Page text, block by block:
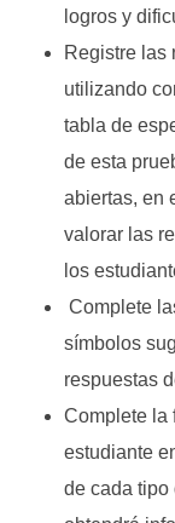
logros y
Registre las
utilizando
tabla de
de esta
abiertas, en
valorar las
los
Complete
símbolos
respuestas
Complete la
estudiante
de cada tipo